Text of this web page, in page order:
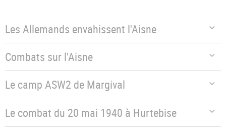
Les Allemands envahissent l'Aisne
Combats sur l'Aisne
Le camp ASW2 de Margival
Le combat du 20 mai 1940 à Hurtebise